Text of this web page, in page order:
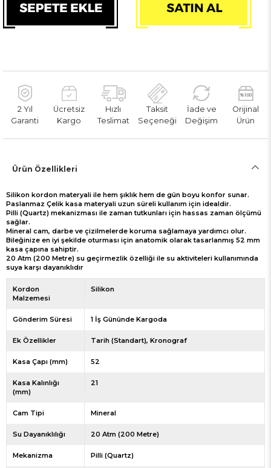
2 Yıl
Garanti
Ücretsiz
Kargo
Hızlı
Teslimat
Taksit
Seçeneği
İade ve
Değişim
Orijinal
Ürün
Ürün Özellikleri
Silikon kordon materyali ile hem şıklık hem de gün boyu konfor sunar.
Paslanmaz Çelik kasa materyali uzun süreli kullanım için idealdir.
Pilli (Quartz) mekanizması ile zaman tutkunları için hassas zaman ölçümü
sağlar.
Mineral cam, darbe ve çizilmelerde koruma sağlamaya yardımcı olur.
Bileğinize en iyi şekilde oturması için anatomik olarak tasarlanmış 52 mm
kasa çapına sahiptir.
20 Atm (200 Metre) su geçirmezlik özelliği ile su aktiviteleri kullanımında
suya karşı dayanıklıdır
Kordon
Malzemesi
Silikon
Gönderim Süresi 1 İş Gününde Kargoda
Ek Özellikler Tarih (Standart) Kronograf
Kasa Çapı (mm) 52
Kasa Kalınlığı
(mm)
21
Cam Tipi Mineral
Su Dayanıklılığı 20 Atm (200 Metre)
Mekanizma Pilli (Quartz)